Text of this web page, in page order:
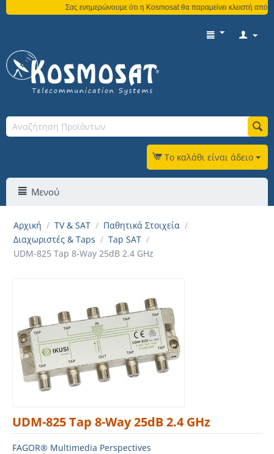
Σας ενημερώνουμε ότι η Kosmosat θα παραμείνει κλειστή από
Το καλάθι είναι άδειο
Μενού
Αρχική / TV & SAT / Παθητικά Στοιχεία /
Διαχωριστές & Taps / Tap SAT /
UDM-825 Tap 8-Way 25dB 2.4 GHz
UDM-825 Tap 8-Way 25dB 2.4 GHz
FAGOR® Multimedia Perspectives